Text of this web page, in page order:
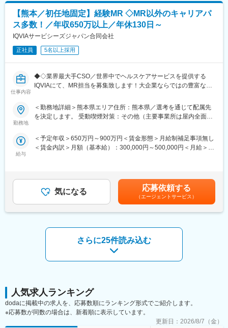
入社された方に合わせてお仕事を割り振ります。
■組織構成について
2名（40代）
社員の雰囲気は和気あいあいとしており、話もしやすい雰囲気で
す。
■はたらきかたについて
※緊急対応以外ほとんど発生いたしません。
昇格制度がございますので、頑張り次第でキャリアアップが叶う
環境です。
当院は精神病棟・内科病棟を運営しております。すべて一般病棟
で運営をしているため、回転率の向上等を行うこともなく、安定
した経営基盤を作ることができています。また、ドクターに経営
職場です。ドクター側は理事長を中心に、運営に関しては、本ポ
ジションの方に役割分担をするイメージです。さらに経営会議を
行わない、理事長の考えにより無駄な卓上での会議よりもスピー
ドをっもって判断・意思決定していく体制を整備しております。
【熊本／初任地固定】経験MR ◇MR以外のキャリアパ
ス多数！／年収650万以上／年休130日～
IQVIAサービシーズジャパン合同会社
正社員 5名以上採用
仕事内容
◆◇業界最大手CSO／世界中でヘルスケアサービスを提供する
IQVIAにて、MR担当を募集致します！大企業ならではの豊富なキ
【具体的な業務詳細】
国内トップクラスのプロジェクト受託実績を誇る当社の一員とし
いただきます。
・担当エリアの訪問医療施設のターゲティング、担当医療施設へ
・医療従事者向けの説明会の企画・実施、医師同士のコミュニケ
ーション推進のための研究会・勉強会の立ち上げ、講演会の企
画・運営 等
※勤務地については、選考内で希望を伺ったうえで決定します。
＼IQVIAでMRとして働く魅力／
（１）充実の待遇：同業他社の中でも平均給与の高さや非課税の
日当の支給の他、退職金や団体保険制度、単身赴任手当や月1回の
帰省交通費の支給など福利厚生が充実しており、長期就業される
を磨き、管理職を目指していただく方も多くございますし、社内
公募制度も充実しておりますので、IQVIAが展開している他の事業
部への異動も可能です。
※病院の経営コンサル、医薬品メーカーのマーケティング支援、人
勤務地
＜勤務地詳細＞熊本県エリア住所：熊本県／選考を通じて配属先
を決定します。 受動喫煙対策：その他（主要事業所は屋内全面禁
給与
＜予定年収＞650万円～900万円＜賃金形態＞月給制補足事項無し
＜賃金内訳＞月額（基本給）：300,000円～500,000円＜月給＞
ジェクト稼働手当(35,000円)、外勤日当（1日1,500円／外勤3.5時
間以上）■変動賞与制（6月・12月・3月）※平均実績6ヶ月分■イン
センティブ：3月（対象者）賃金はあくまでも目安の金額であり、
選考を通じて上下する可能性があります。月給(月額)は固定手当を
気になる 応募依頼する
（エージェントサービス）
さらに25件読み込む
人気求人ランキング
dodaに掲載中の求人を、応募数順にランキング形式でご紹介します。
※応募数が同数の場合は、新着順に表示しています。
更新日： 2026/8/7（金）